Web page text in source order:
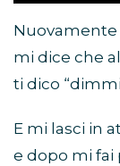
Nuovamente
mi dice che
ti dico
E mi lasci in
e dopo mi fai